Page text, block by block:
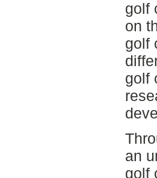
golf
on
golf
golf
an
golf